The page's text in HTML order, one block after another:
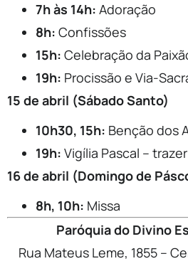
7h às 14h: Adoração
8h: Confissões
15h: Celebração da
19h: Procissão e Via-
15 de abril (Sábado Santo)
10h30, 15h: Benção dos
19h: Vigília Pascal –
16 de abril (Domingo de
8h, 10h: Missa
Paróquia do Divino
Rua Mateus Leme, 1855 –